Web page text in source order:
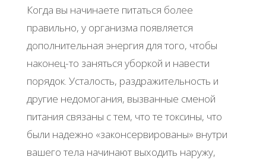
Когда вы начинаете питаться более
правильно, у организма появляется
дополнительная энергия для того, чтобы
наконец-то заняться уборкой и навести
порядок. Усталость, раздражительность и
другие недомогания, вызванные сменой
питания связаны с тем, что те токсины, что
были надежно «законсервированы» внутри
вашего тела начинают выходить наружу,